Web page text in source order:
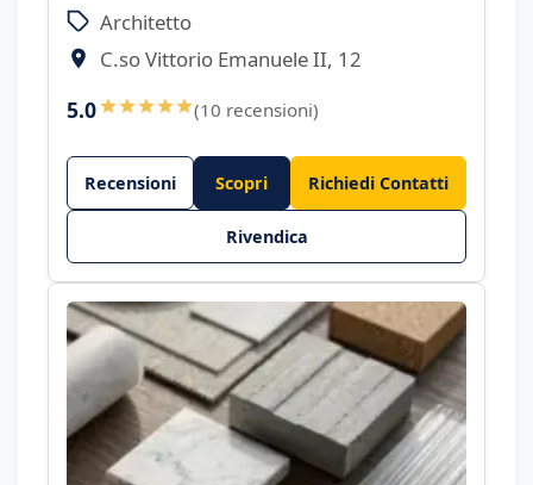
Architetto
C.so Vittorio Emanuele II, 12
5.0 (10 recensioni)
Recensioni Scopri Richiedi Contatti
Rivendica